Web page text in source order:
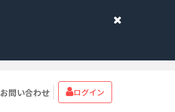
お問い合わせ
ログイン